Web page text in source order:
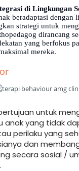
di Lingkungan
beradaptasi dengan
strategi untuk
dirancang
yang berfokus
mereka.
untuk
anak yang tidak
perilaku yang
dan
secara sosial /